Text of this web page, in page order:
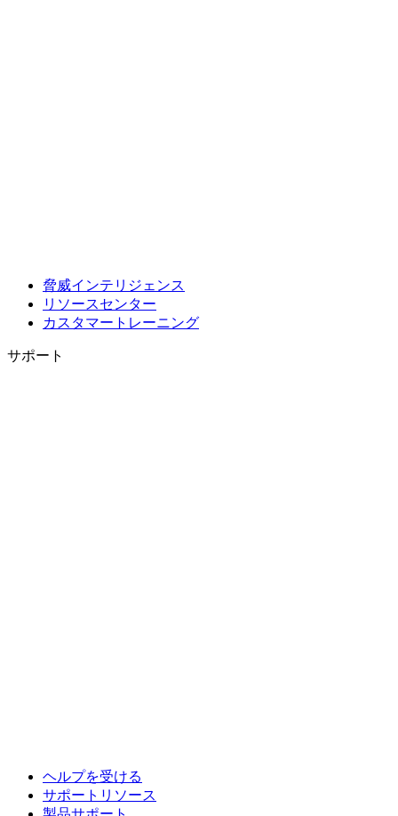
脅威インテリジェンス
リソースセンター
カスタマートレーニング
サポート
ヘルプを受ける
サポートリソース